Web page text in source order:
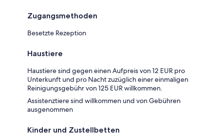
Zugangsmethoden
Besetzte Rezeption
Haustiere
Haustiere sind gegen einen Aufpreis von 12 EUR pro
Unterkunft und pro Nacht zuzüglich einer einmaligen
Reinigungsgebühr von 125 EUR willkommen.
Assistenztiere sind willkommen und von Gebühren
ausgenommen
Kinder und Zustellbetten